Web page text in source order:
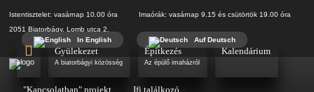
Istentisztelet: vasárnap 10.00 óra Imaórák: vasárnap 9.15 és csütörtök 19.00 óra
2051 Biatorbágy, Lomb utca 2.
In English
Auf Deutsch
Gyülekezet
A biatorbágyi közösség
Építkezés
Az épülő imaházról
Kalendárium
"Kapcsolatban" projekt Ifi találkozó